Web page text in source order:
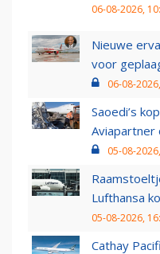
06-08-2026,
Nieuwe
voor
06-08-
Saoedi’s
Aviapartner
05-08-
Lufthansa
05-08-2026,
Cathay